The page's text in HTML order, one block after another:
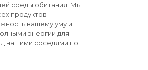
среды обитания. Мы
продуктов
вашему уму и
энергии для
нашими соседями по